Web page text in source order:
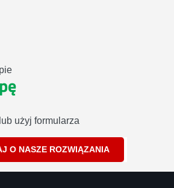
lub użyj formularza
O NASZE ROZWIĄZANIA